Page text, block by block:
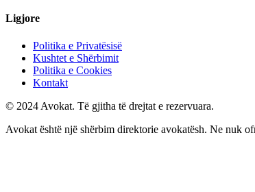
Ligjore
Politika e Privatësisë
Kushtet e Shërbimit
Politika e Cookies
Kontakt
© 2024 Avokat. Të gjitha të drejtat e rezervuara.
Avokat është një shërbim direktorie avokatësh. Ne nuk